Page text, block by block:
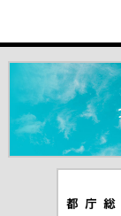
＃だから都立高
ムページ